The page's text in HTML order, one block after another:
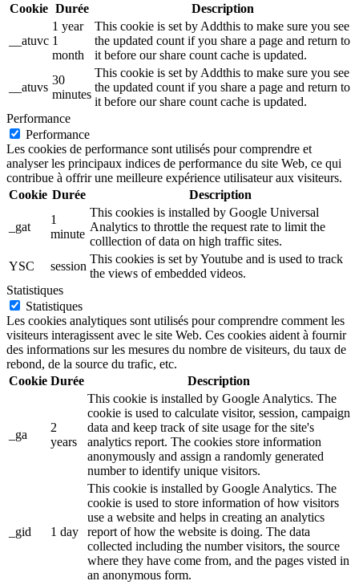
Cookie Durée Description
__atuvc
1 year
1
month
This cookie is set by Addthis to make sure you see
the updated count if you share a page and return to
it before our share count cache is updated.
__atuvs
30
minutes
This cookie is set by Addthis to make sure you see
the updated count if you share a page and return to
it before our share count cache is updated.
Performance
Performance
Les cookies de performance sont utilisés pour comprendre et
analyser les principaux indices de performance du site Web, ce qui
contribue à offrir une meilleure expérience utilisateur aux visiteurs.
Cookie Durée Description
_gat
1
minute
This cookies is installed by Google Universal
Analytics to throttle the request rate to limit the
colllection of data on high traffic sites.
YSC
session
This cookies is set by Youtube and is used to track
the views of embedded videos.
Statistiques
Statistiques
Les cookies analytiques sont utilisés pour comprendre comment les
visiteurs interagissent avec le site Web. Ces cookies aident à fournir
des informations sur les mesures du nombre de visiteurs, du taux de
rebond, de la source du trafic, etc.
Cookie Durée Description
_ga
2
years
This cookie is installed by Google Analytics. The
cookie is used to calculate visitor, session, campaign
data and keep track of site usage for the site's
analytics report. The cookies store information
anonymously and assign a randomly generated
number to identify unique visitors.
_gid 1 day
This cookie is installed by Google Analytics. The
cookie is used to store information of how visitors
use a website and helps in creating an analytics
report of how the website is doing. The data
collected including the number visitors, the source
where they have come from, and the pages visted in
an anonymous form.